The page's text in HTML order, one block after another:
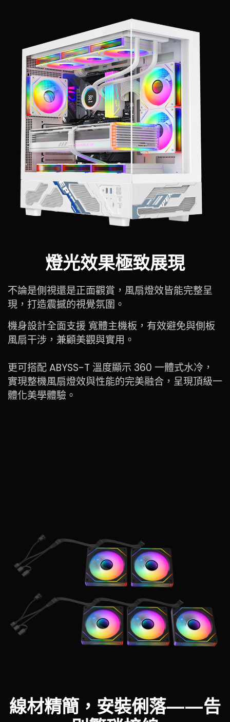
燈光效果極致展現
不論是側視還是正面觀賞，風扇燈效皆能完整呈
現，打造震撼的視覺氛圍。
機身設計全面支援 寬體主機板，有效避免與側板
風扇干涉，兼顧美觀與實用。
更可搭配 ABYSS-T 溫度顯示 360 一體式水冷，
實現整機風扇燈效與性能的完美融合，呈現頂級一
體化美學體驗。
線材精簡，安裝俐落——告